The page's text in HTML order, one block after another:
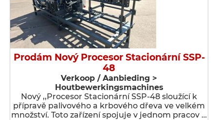
Prodám Nový Procesor Stacionární SSP-
48
Verkoop / Aanbieding >
Houtbewerkingsmachines
Nový ,,Procesor Stacionární SSP-48 sloužící k
přípravě palivového a krbového dřeva ve velkém
množství. Toto zařízení spojuje v jednom pracov …